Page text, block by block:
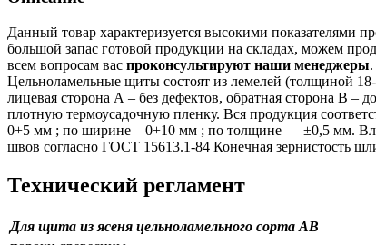
Данный товар характеризуется высокими показателями
большой запас готовой продукции на складах, можем
всем вопросам вас проконсультируют наши менеджеры.
Цельноламельные щиты состоят из лемелей (толщиной
лицевая сторона А – без дефектов, обратная сторона В
плотную термоусадочную пленку. Вся продукция
0+5 мм ; по ширине – 0+10 мм ; по толщине — ±0,5 мм.
швов согласно ГОСТ 15613.1-84 Конечная зернистость
Технический регламент
Для щита из ясеня цельноламельного сорта AB